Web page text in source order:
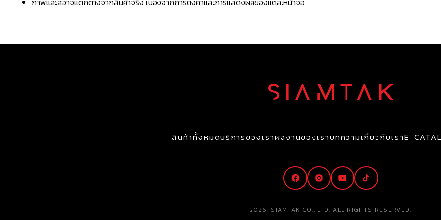
สินค้าทั้งหมดบริการของเราผลงานของเราบทความเกี่ยวกับเราE-
2026, SIAMTAK CO., LTD. ALL RIGHTS RESERVED.